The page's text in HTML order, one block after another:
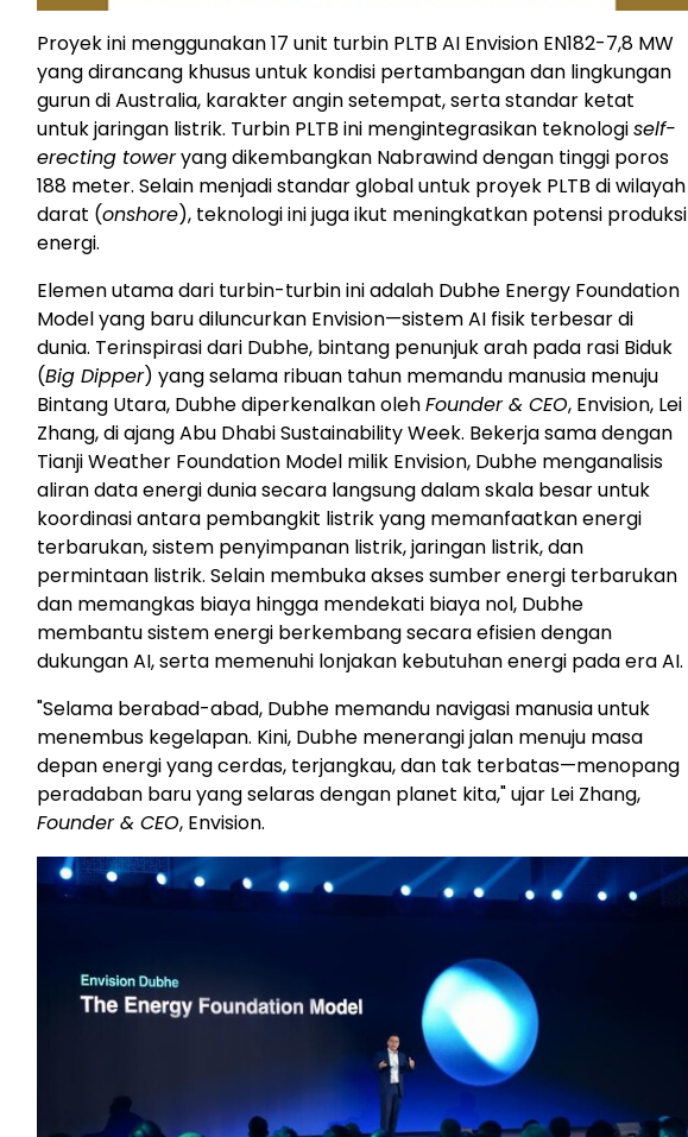
Proyek ini menggunakan 17 unit turbin PLTB AI Envision EN182-7,8 MW
yang dirancang khusus untuk kondisi pertambangan dan lingkungan
gurun di Australia, karakter angin setempat, serta standar ketat
untuk jaringan listrik. Turbin PLTB ini mengintegrasikan teknologiself-
erecting toweryang dikembangkan Nabrawind dengan tinggi poros
188 meter. Selain menjadi standar global untuk proyek PLTB di wilayah
darat (onshore), teknologi ini juga ikut meningkatkan potensi produksi
energi.
Elemen utama dari turbin-turbin ini adalah Dubhe Energy Foundation
Model yang baru diluncurkan Envision—sistem AI fisik terbesar di
dunia. Terinspirasi dari Dubhe, bintang penunjuk arah pada rasi Biduk
(Big Dipper) yang selama ribuan tahun memandu manusia menuju
Bintang Utara, Dubhe diperkenalkan olehFounder & CEO, Envision, Lei
Zhang, di ajang Abu Dhabi Sustainability Week. Bekerja sama dengan
Tianji Weather Foundation Model milik Envision, Dubhe menganalisis
aliran data energi dunia secara langsung dalam skala besar untuk
koordinasi antara pembangkit listrik yang memanfaatkan energi
terbarukan, sistem penyimpanan listrik, jaringan listrik, dan
permintaan listrik. Selain membuka akses sumber energi terbarukan
dan memangkas biaya hingga mendekati biaya nol, Dubhe
membantu sistem energi berkembang secara efisien dengan
dukungan AI, serta memenuhi lonjakan kebutuhan energi pada era AI.
"Selama berabad-abad, Dubhe memandu navigasi manusia untuk
menembus kegelapan. Kini, Dubhe menerangi jalan menuju masa
depan energi yang cerdas, terjangkau, dan tak terbatas—menopang
peradaban baru yang selaras dengan planet kita," ujar Lei Zhang,
Founder & CEO, Envision.